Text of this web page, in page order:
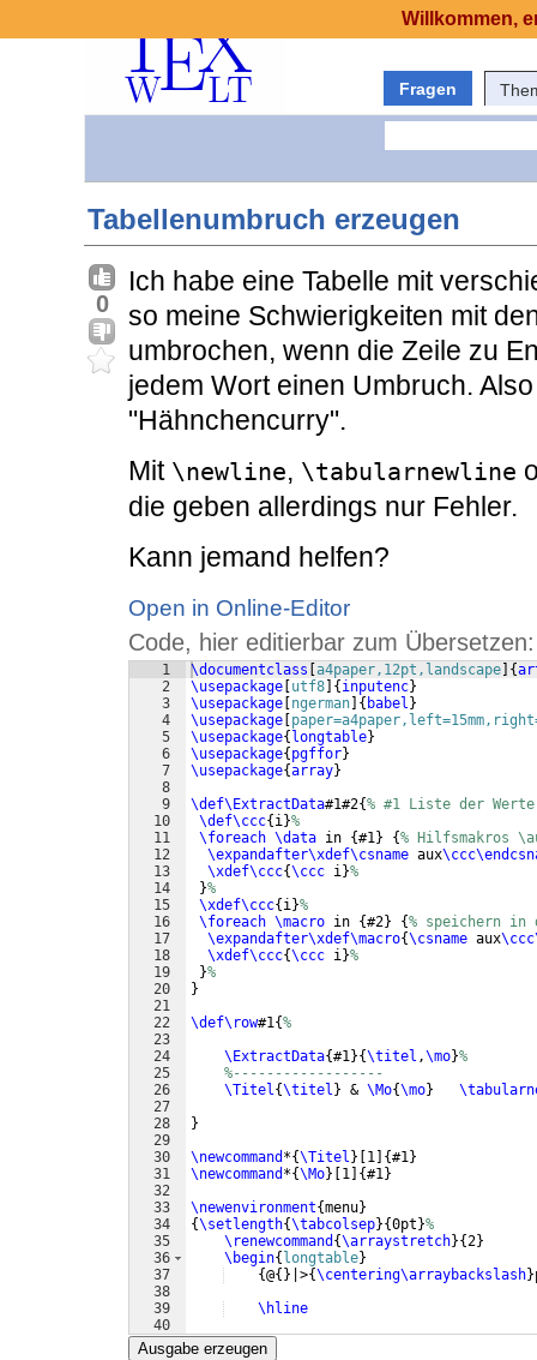
Fragen
Tabellenumbruch erzeugen
0
Ich habe eine Tabelle mit
so meine Schwierigkeiten mit
umbrochen, wenn die Zeile zu
jedem Wort einen Umbruch.
"Hähnchencurry".
Mit \newline, \tabularnewline
die geben allerdings nur Fehler.
Kann jemand helfen?
Open in Online-Editor
Code, hier editierbar zum Übersetzen:
1
2
3
4
5
6
7
8
9
10
11
12
13
14
15
16
17
18
19
20
21
22
23
24
25
26
27
28
29
30
31
32
33
34
35
36
37
38
39
40
41
\documentclass a4paper,12pt,landscape {
\usepackage utf8 { inputenc}
\usepackage ngerman { babel }
\usepackage
\usepackage{ longtable}
\usepackage{ pgffor}
\usepackage{array}
\def\ExtractData#1#2{% #1 Liste der
\def\ccc{ i}%
\foreach \data in {#1} {%
\expandafter\xdef\csname aux
\xdef\ccc{\ccc i}%
}%
\xdef\ccc{ i}%
\foreach \macro in {#2} {% speichern in
\expandafter\xdef\macro{\csname aux
\xdef\ccc{\ccc i}%
}%
}
\def\row#1{%
\ExtractData{#1}{\titel ,\mo}%
%------------------
\Titel{\titel } & \Mo{\mo}
}
\newcommand *{\Titel } 1 {#1}
\newcommand *{\Mo} 1 {#1}
\newenvironment{menu}
{\setlength{\tabcolsep}{0pt }%
\renewcommand {\arraystretch}{2}
\begin{ longtable}
{@{ } |>{\centering\arraybackslash}
\hline
{\large
Ausgabe erzeugen
Willkommen,